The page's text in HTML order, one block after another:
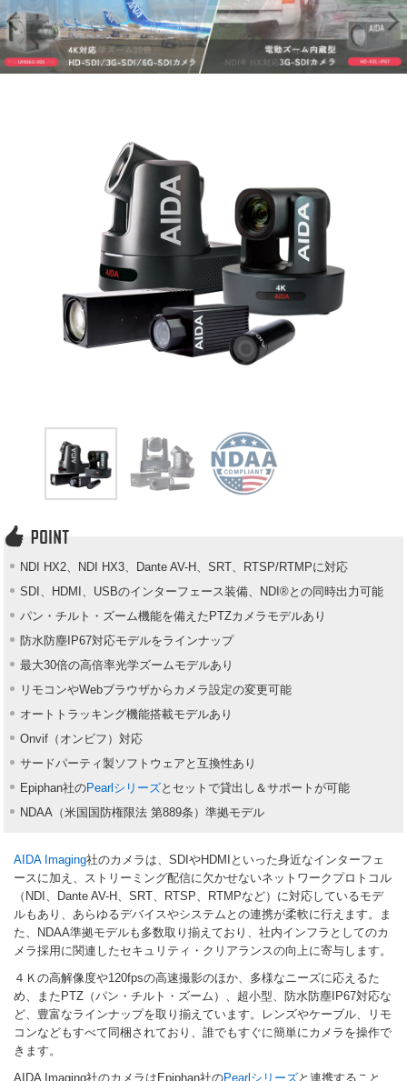
NDI HX2、NDI HX3、Dante AV-H、SRT、RTSP/RTMPに対応
SDI、HDMI、USBのインターフェース装備、NDI®との同時出力可能
パン・チルト・ズーム機能を備えたPTZカメラモデルあり
防水防塵IP67対応モデルをラインナップ
最大30倍の高倍率光学ズームモデルあり
リモコンやWebブラウザからカメラ設定の変更可能
オートトラッキング機能搭載モデルあり
Onvif（オンビフ）対応
サードパーティ製ソフトウェアと互換性あり
Epiphan社のPearlシリーズとセットで貸出し＆サポートが可能
NDAA（米国国防権限法 第889条）準拠モデル
AIDA Imaging社のカメラは、SDIやHDMIといった身近なインターフェ
ースに加え、ストリーミング配信に欠かせないネットワークプロトコル
（NDI、Dante AV-H、SRT、RTSP、RTMPなど）に対応しているモデ
ルもあり、あらゆるデバイスやシステムとの連携が柔軟に行えます。ま
た、NDAA準拠モデルも多数取り揃えており、社内インフラとしてのカ
メラ採用に関連したセキュリティ・クリアランスの向上に寄与します。
４Ｋの高解像度や120fpsの高速撮影のほか、多様なニーズに応えるた
め、またPTZ（パン・チルト・ズーム）、超小型、防水防塵IP67対応な
ど、豊富なラインナップを取り揃えています。レンズやケーブル、リモ
コンなどもすべて同梱されており、誰でもすぐに簡単にカメラを操作で
きます。
AIDA Imaging社のカメラはEpiphan社のPearlシリーズと連携すること